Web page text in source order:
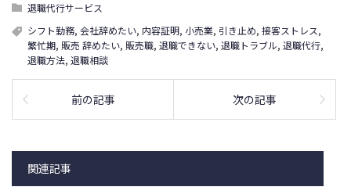
退職代行サービス
シフト勤務, 会社辞めたい, 内容証明, 小売業, 引き止め, 接客ストレス,
繁忙期, 販売 辞めたい, 販売職, 退職できない, 退職トラブル, 退職代行,
退職方法, 退職相談
前の記事 次の記事
関連記事